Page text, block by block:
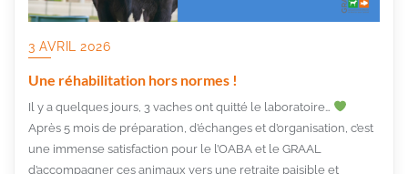
3 AVRIL 2026
Une réhabilitation hors normes !
Il y a quelques jours, 3 vaches ont quitté le laboratoire…
Après 5 mois de préparation, d’échanges et d’organisation, c’est
une immense satisfaction pour le l’OABA et le GRAAL
d’accompagner ces animaux vers une retraite paisible et